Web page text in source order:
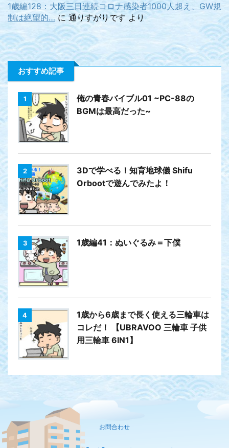
1歳編128：大阪三日連続コロナ感染者1000人超え、GW規
制は絶望的… に通りすがりです より
おすすめ記事
1
俺の青春バイブル01 ~PC-88の
BGMは最高だった~
2
3Dで学べる！知育地球儀 Shifu
Orbootで遊んでみたよ！
3 1歳編41：ぬいぐるみ＝下僕
4
1歳から6歳まで長く使える三輪車は
コレだ！ 【UBRAVOO 三輪車 子供
用三輪車 6IN1】
お問合わせ